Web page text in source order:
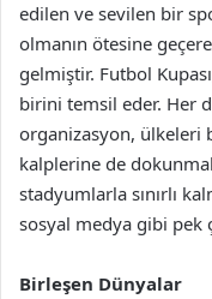
edilen ve sevilen bir
olmanın ötesine
gelmiştir. Futbol
birini temsil eder. Her
organizasyon, ülkeleri
kalplerine de
stadyumlarla sınırlı
sosyal medya gibi pek
Birleşen Dünyalar